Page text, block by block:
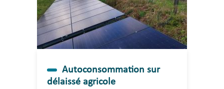
Autoconsommation sur
délaissé agricole